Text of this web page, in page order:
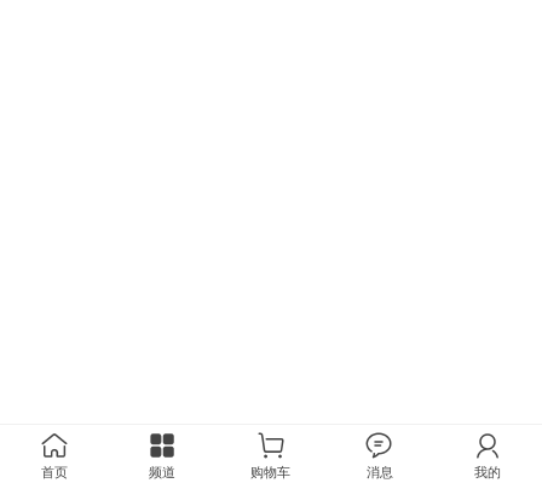
首页 频道 购物车 消息 我的